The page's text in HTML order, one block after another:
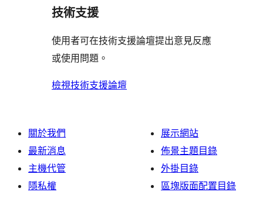
評
技術支援
使用者可在技術支援論壇提出意見反應
或使用問題。
檢視技術支援論壇
關於我們
最新消息
主機代管
隱私權
展示網站
佈景主題目錄
外掛目錄
區塊版面配置目錄